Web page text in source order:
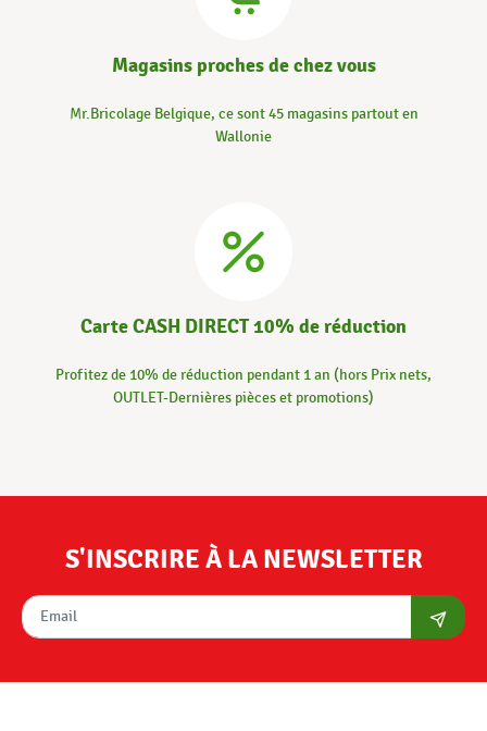
Magasins proches de chez vous
Mr.Bricolage Belgique, ce sont 45 magasins partout en
Wallonie
Carte CASH DIRECT 10% de réduction
Profitez de 10% de réduction pendant 1 an (hors Prix nets,
OUTLET-Dernières pièces et promotions)
S'INSCRIRE À LA NEWSLETTER